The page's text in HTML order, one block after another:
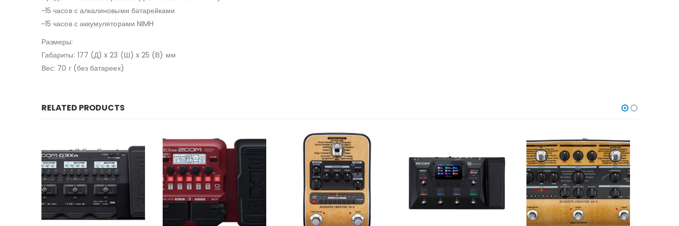
~15 часов с алкалиновыми батарейками
~15 часов с аккумуляторами NIMH
Размеры:
Габариты: 177 (Д) x 23 (Ш) x 25 (В) мм
Вес: 70 г (без батареек)
RELATED PRODUCTS